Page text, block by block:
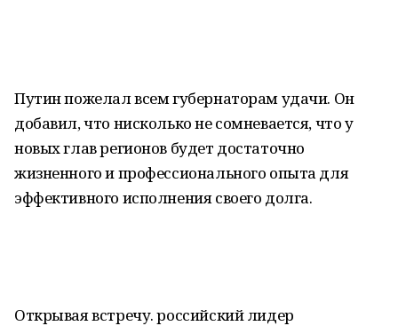
Путин пожелал всем губернаторам удачи. Он
добавил, что нисколько не сомневается, что у
новых глав регионов будет достаточно
жизненного и профессионального опыта для
эффективного исполнения своего долга.
Открывая встречу. российский лидер